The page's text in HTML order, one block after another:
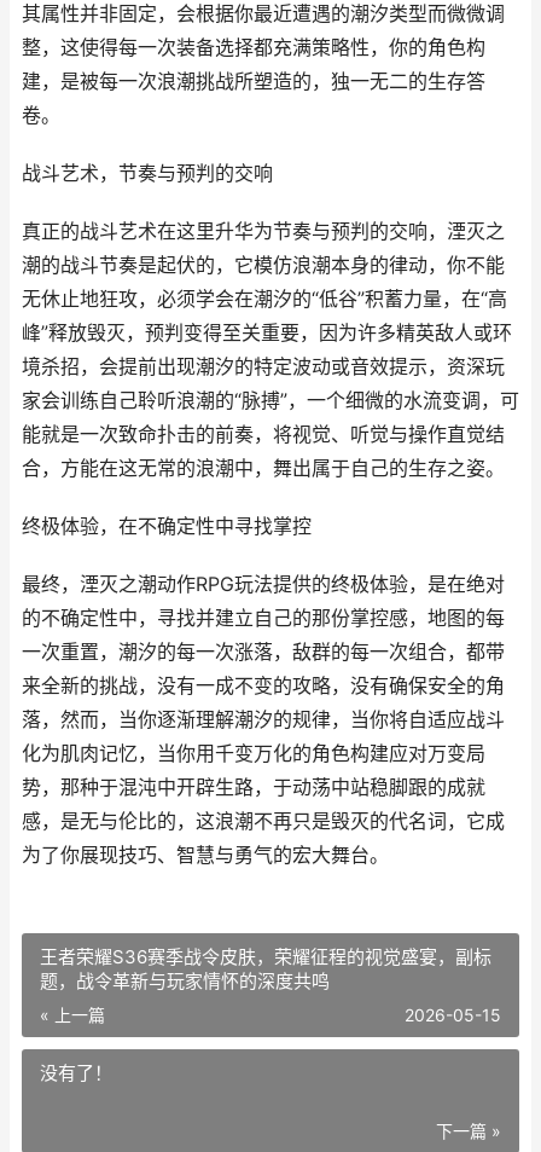
其属性并非固定，会根据你最近遭遇的潮汐类型而微微调
整，这使得每一次装备选择都充满策略性，你的角色构
建，是被每一次浪潮挑战所塑造的，独一无二的生存答
卷。
战斗艺术，节奏与预判的交响
真正的战斗艺术在这里升华为节奏与预判的交响，湮灭之
潮的战斗节奏是起伏的，它模仿浪潮本身的律动，你不能
无休止地狂攻，必须学会在潮汐的“低谷”积蓄力量，在“高
峰”释放毁灭，预判变得至关重要，因为许多精英敌人或环
境杀招，会提前出现潮汐的特定波动或音效提示，资深玩
家会训练自己聆听浪潮的“脉搏”，一个细微的水流变调，可
能就是一次致命扑击的前奏，将视觉、听觉与操作直觉结
合，方能在这无常的浪潮中，舞出属于自己的生存之姿。
终极体验，在不确定性中寻找掌控
最终，湮灭之潮动作RPG玩法提供的终极体验，是在绝对
的不确定性中，寻找并建立自己的那份掌控感，地图的每
一次重置，潮汐的每一次涨落，敌群的每一次组合，都带
来全新的挑战，没有一成不变的攻略，没有确保安全的角
落，然而，当你逐渐理解潮汐的规律，当你将自适应战斗
化为肌肉记忆，当你用千变万化的角色构建应对万变局
势，那种于混沌中开辟生路，于动荡中站稳脚跟的成就
感，是无与伦比的，这浪潮不再只是毁灭的代名词，它成
为了你展现技巧、智慧与勇气的宏大舞台。
王者荣耀S36赛季战令皮肤，荣耀征程的视觉盛宴，副标
题，战令革新与玩家情怀的深度共鸣
« 上一篇 2026-05-15
没有了！
下一篇 »